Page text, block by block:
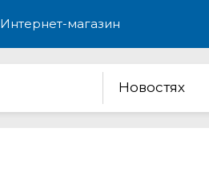
Интернет-магазин
Новостях